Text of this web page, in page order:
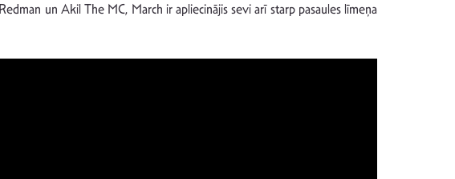
un Akil The MC, March ir apliecinājis sevi arī starp pasaules līmeņa